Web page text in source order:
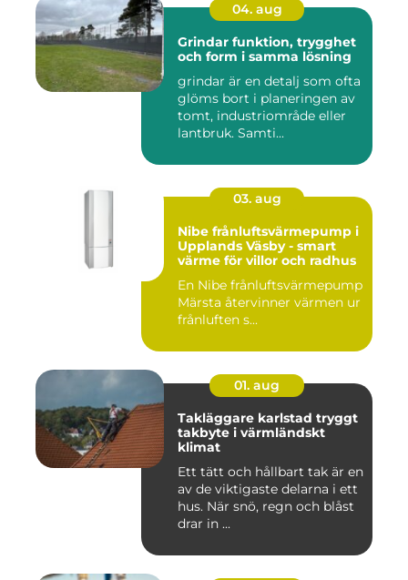
04. aug
Grindar funktion, trygghet
och form i samma lösning
grindar är en detalj som ofta
glöms bort i planeringen av
tomt, industriområde eller
lantbruk. Samti...
03. aug
Nibe frånluftsvärmepump i
Upplands Väsby - smart
värme för villor och radhus
En Nibe frånluftsvärmepump
Märsta återvinner värmen ur
frånluften s...
01. aug
Takläggare karlstad tryggt
takbyte i värmländskt
klimat
Ett tätt och hållbart tak är en
av de viktigaste delarna i ett
hus. När snö, regn och blåst
drar in ...